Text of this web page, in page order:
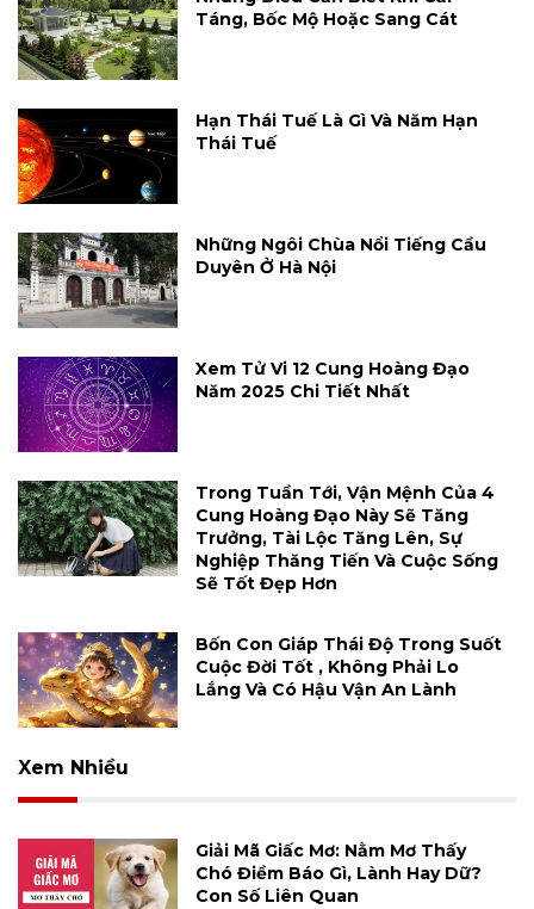
Táng, Bốc Mộ Hoặc Sang Cát
Hạn Thái Tuế Là Gì Và Năm Hạn
Thái Tuế
Những Ngôi Chùa Nổi Tiếng Cầu
Duyên Ở Hà Nội
Xem Tử Vi 12 Cung Hoàng Đạo
Năm 2025 Chi Tiết Nhất
Trong Tuần Tới, Vận Mệnh Của 4
Cung Hoàng Đạo Này Sẽ Tăng
Trưởng, Tài Lộc Tăng Lên, Sự
Nghiệp Thăng Tiến Và Cuộc Sống
Sẽ Tốt Đẹp Hơn
Bốn Con Giáp Thái Độ Trong Suốt
Cuộc Đời Tốt , Không Phải Lo
Lắng Và Có Hậu Vận An Lành
Xem Nhiều
Giải Mã Giấc Mơ: Nằm Mơ Thấy
Chó Điềm Báo Gì, Lành Hay Dữ?
Con Số Liên Quan